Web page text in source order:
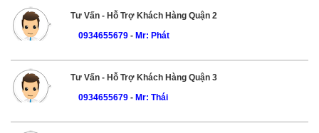
Tư Vấn - Hỗ Trợ Khách Hàng Quận 2
0934655679- Mr: Phát
Tư Vấn - Hỗ Trợ Khách Hàng Quận 3
0934655679- Mr: Thái